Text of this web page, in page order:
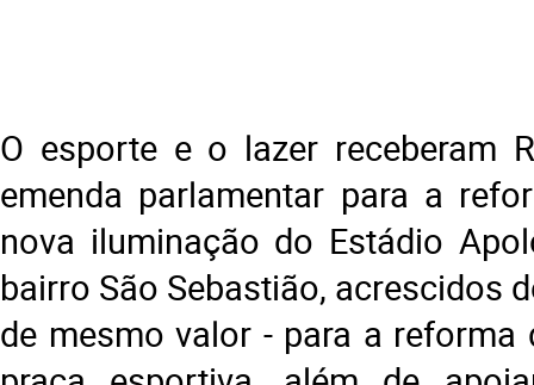
O esporte e o lazer receberam
emenda parlamentar para a
nova iluminação do Estádio
bairro São Sebastião, acrescidos
de mesmo valor - para a reforma